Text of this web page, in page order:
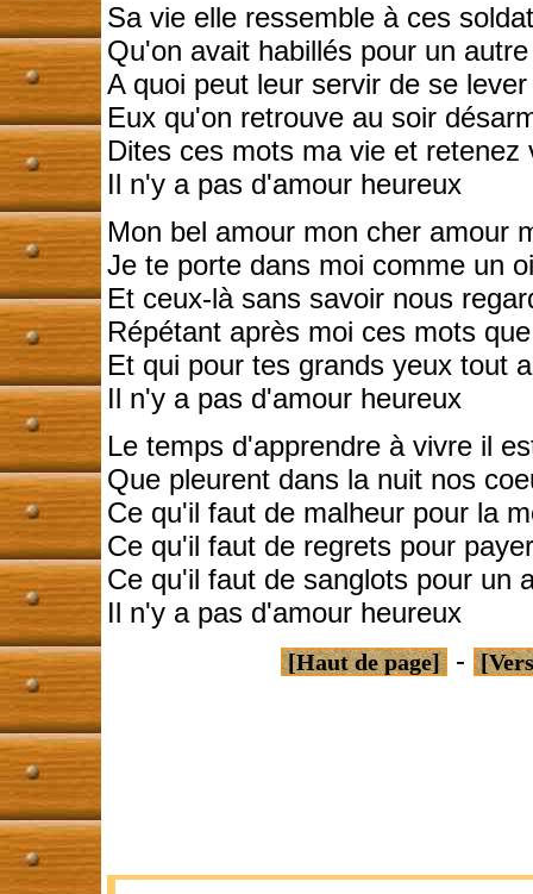
Sa vie elle ressemble à ces
Qu'on avait habillés pour un
A quoi peut leur servir de se
Eux qu'on retrouve au soir
Dites ces mots ma vie et retenez
Il n'y a pas d'amour heureux
Mon bel amour mon cher amour
Je te porte dans moi comme un
Et ceux-là sans savoir nous
Répétant après moi ces mots
Et qui pour tes grands yeux tout
Il n'y a pas d'amour heureux
Le temps d'apprendre à vivre il
Que pleurent dans la nuit nos
Ce qu'il faut de malheur pour la
Ce qu'il faut de regrets pour
Ce qu'il faut de sanglots pour un
Il n'y a pas d'amour heureux
[Haut de page] -